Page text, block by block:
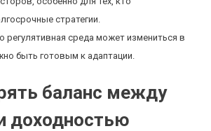
стратегии.
регулятивная среда может измениться в
быть готовым к адаптации.
баланс между
доходностью